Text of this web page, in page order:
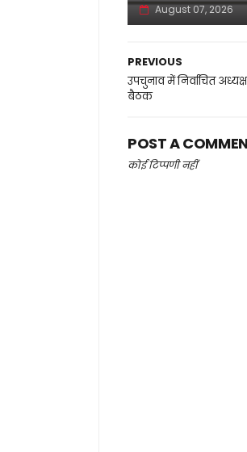
August 07, 2026
PREVIOUS
उपचुनाव में निर्वाचित
बैठक
POST A
कोई टिप्पणी नहीं